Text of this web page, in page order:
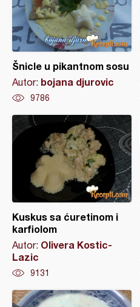
Šnicle u pikantnom sosu
Autor: bojana djurovic
9786
Kuskus sa ćuretinom i
karfiolom
Autor: Olivera Kostic-
Lazic
9131